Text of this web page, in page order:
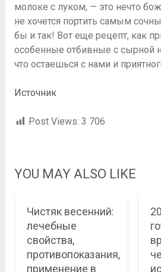
молоке с луком, — это нечто
не хочется портить самым
бы и так! Вот еще рецепт, как
особенные отбивные с сырной
что остаешься с нами и
Источник
Post Views: 3 706
YOU MAY ALSO LIKE
Чистяк весенний:
лечебные
свойства,
противопоказания,
применение в